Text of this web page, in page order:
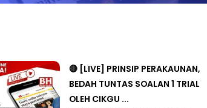
🔴 [LIVE] PRINSIP PERAKAUNAN,
BEDAH TUNTAS SOALAN 1 TRIAL
OLEH CIKGU ...